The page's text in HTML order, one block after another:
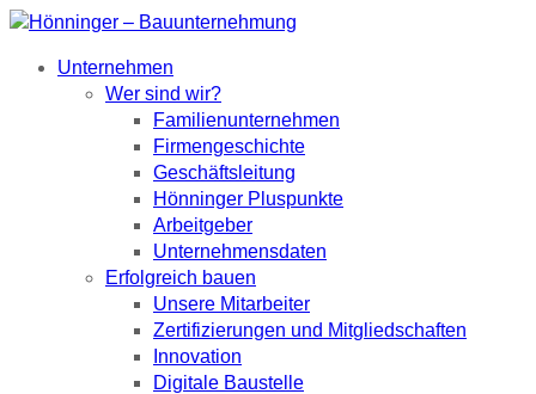
Unternehmen
Wer sind wir?
Familienunternehmen
Firmengeschichte
Geschäftsleitung
Hönninger Pluspunkte
Arbeitgeber
Unternehmensdaten
Erfolgreich bauen
Unsere Mitarbeiter
Zertifizierungen und Mitgliedschaften
Innovation
Digitale Baustelle